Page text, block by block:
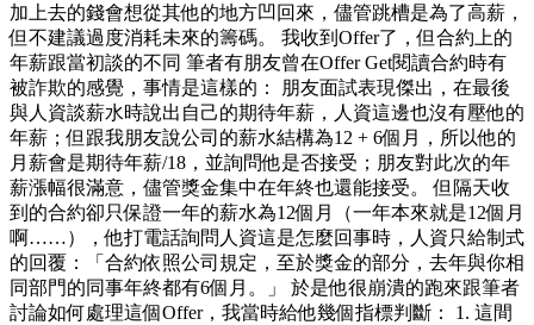
加上去的錢會想從其他的地方凹回來，儘管跳槽是為了高薪，
但不建議過度消耗未來的籌碼。 我收到Offer了，但合約上的
年薪跟當初談的不同 筆者有朋友曾在Offer Get閱讀合約時有
被詐欺的感覺，事情是這樣的： 朋友面試表現傑出，在最後
與人資談薪水時說出自己的期待年薪，人資這邊也沒有壓他的
年薪；但跟我朋友說公司的薪水結構為12 + 6個月，所以他的
月薪會是期待年薪/18，並詢問他是否接受；朋友對此次的年
薪漲幅很滿意，儘管獎金集中在年終也還能接受。 但隔天收
到的合約卻只保證一年的薪水為12個月（一年本來就是12個月
啊……），他打電話詢問人資這是怎麼回事時，人資只給制式
的回覆：「合約依照公司規定，至於獎金的部分，去年與你相
同部門的同事年終都有6個月。」 於是他很崩潰的跑來跟筆者
討論如何處理這個Offer，我當時給他幾個指標判斷： 1. 這間